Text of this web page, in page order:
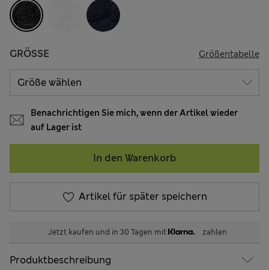
GRÖSSE Größentabelle
Benachrichtigen Sie mich, wenn der Artikel wieder
auf Lager ist
In den Warenkorb
Artikel für später speichern
Jetzt kaufen und in 30 Tagen mit zahlen
Produktbeschreibung